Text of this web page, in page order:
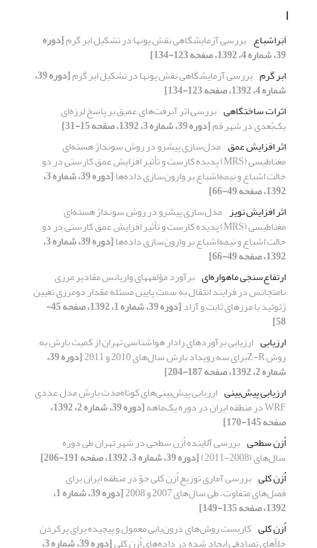
ا
اَبَراشباع بررسی آزمایشگاهی نقش یون‏ها در تشکیل ابر گرم[دوره
39، شماره 4، 1392، صفحه 123-134]
ابر گرم بررسی آزمایشگاهی نقش یون‏ها در تشکیل ابر گرم [دوره 39،
شماره 4، 1392، صفحه 123-134]
اثرات ساختگاهی بررسی اثر آبرفت‌های عمیق بر پاسخ لرزه‌ای
یک‌بُعدی در شهر قم[دوره 39، شماره 3، 1392، صفحه 15-31]
اثر افزایش عمق مدل‌سازی پیشرو در روش سونداژ هسته‌ای
مغناطیسی (MRS) پدیده کارست و تأثیر افزایش عمق کارستی در دو
حالت اشباع و نیمه‌اشباع بر وارون‌سازی داده‌ها [دوره 39، شماره 3،
1392، صفحه 49-66]
اثر افزایش نویز مدل‌سازی پیشرو در روش سونداژ هسته‌ای
مغناطیسی (MRS) پدیده کارست و تأثیر افزایش عمق کارستی در دو
حالت اشباع و نیمه‌اشباع بر وارون‌سازی داده‌ها [دوره 39، شماره 3،
1392، صفحه 49-66]
ارتفاع‌سنجی ماهواره‌ای
برآورد مؤلفه‎های واریانس مقادیر مرزی
نامتجانس در فرایند انتقال به سمت پایین مسئله مقدار دومرزی تعیین
ژئوئید با مرزهای ثابت و آزاد [دوره 39، شماره 1، 1392، صفحه 45-
58]
ارزیابی ارزیابی برآوردهای رادار هواشناسی تهران از کمیت بارش به
روش Z-Rبرای سه رویداد بارش سال‌های 2010 و 2011 [دوره 39،
شماره 2، 1392، صفحه 187-204]
ارزیابی پیش‌بینی ارزیابی پیش‌بینی‌‌های کوتاه‌مدت بارش مدل عددی
WRF در منطقه ایران در دوره یک‌ماهه [دوره 39، شماره 2، 1392،
صفحه 145-170]
اُزن سطحی بررسی آلاینده اُزن سطحی در شهر تهران طی دوره
سال‌های (2008-2011)
[دوره 39، شماره 3، 1392، صفحه 191-206]
اُزن کلی بررسی آماری توزیع اُزن کلی جوّ در منطقه ایران برای
فصل‌های متفاوت، طی سال‌های 2007 و 2008 [دوره 39، شماره 1،
1392، صفحه 135-149]
اُزن کلی کاربست روش‌های درون‌یابی معمول و پیچیده برای پرکردن
خلأ‌‌های تصادفی ایجاد شده در داده‌‌های اُزن کلی [دوره 39، شماره 3،